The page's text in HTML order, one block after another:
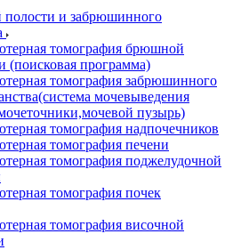
и забрюшинного
томография брюшной
(поисковая программа)
томография забрюшинного
мочевыведения
пузырь)
томография надпочечников
томография печени
томография поджелудочной
томография почек
томография височной